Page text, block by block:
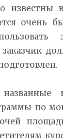
известны
очень
по